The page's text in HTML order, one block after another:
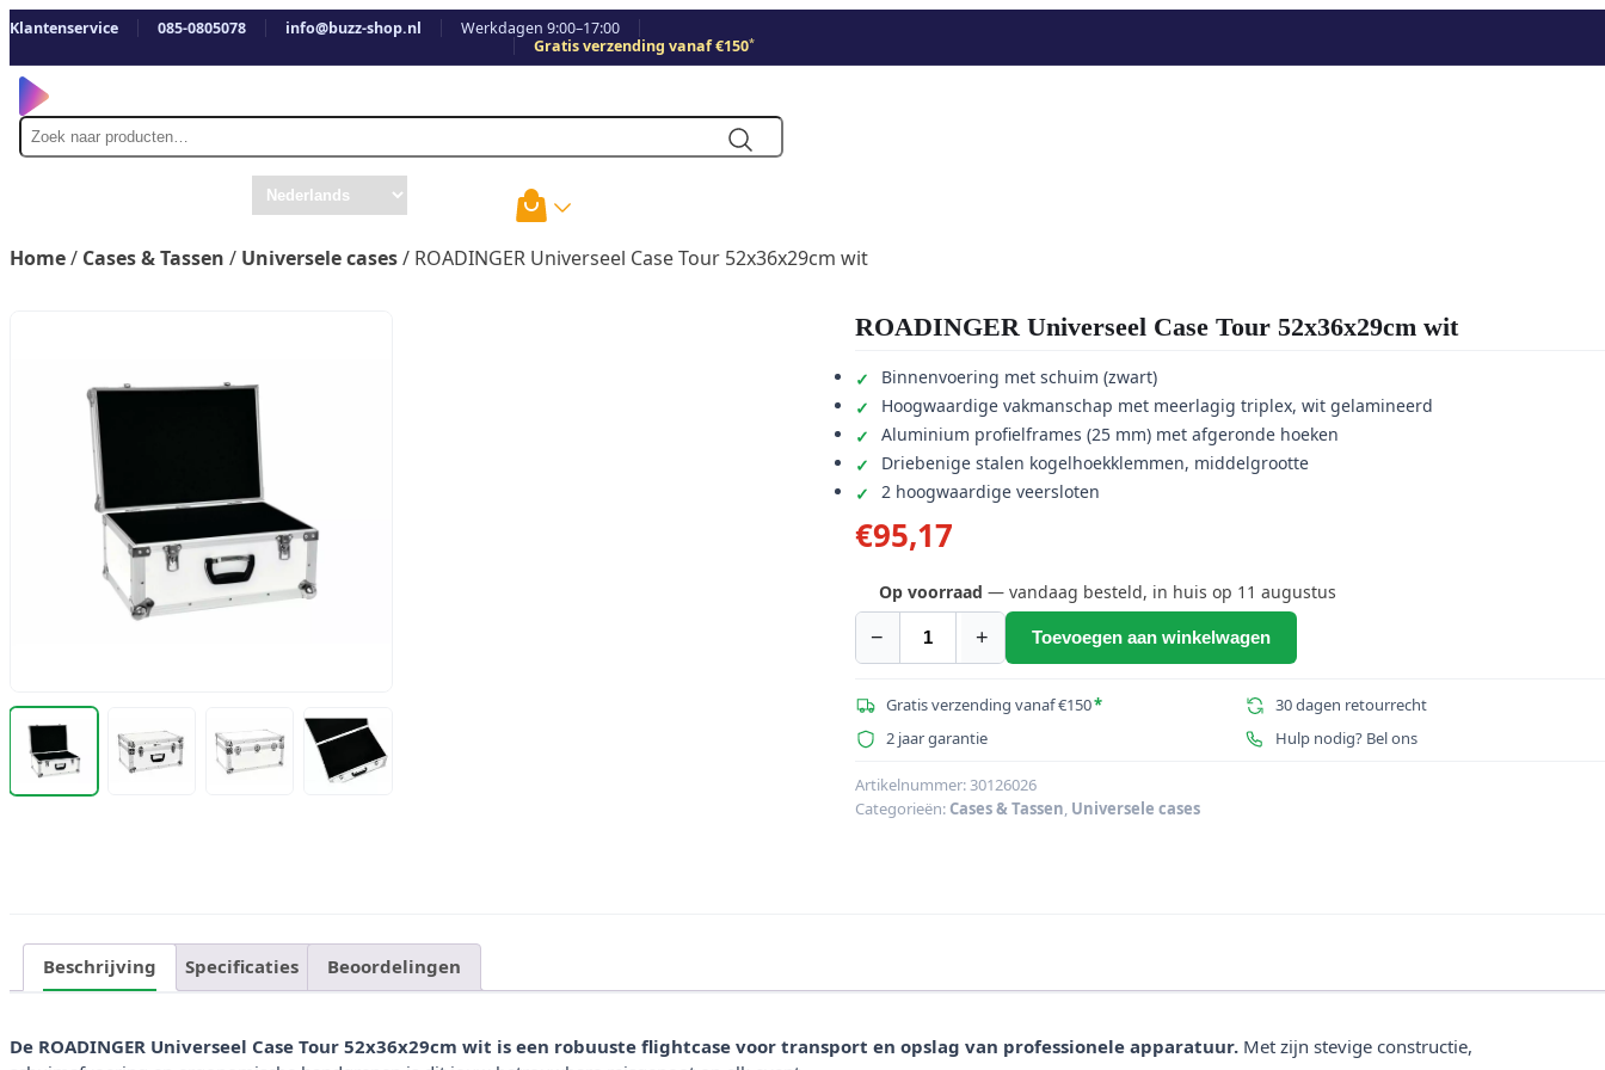
Klantenservice 085-0805078 info@buzz-shop.nl
Werkdagen 9:00–17:00
Gratis verzending vanaf €150*
Zoek
naar
Home/ Cases & Tassen / Universele cases/ ROADINGER Universeel Case Tour 52x36x29cm wit
ROADINGER Universeel Case Tour 52x36x29cm wit
Binnenvoering met schuim (zwart)
Hoogwaardige vakmanschap met meerlagig triplex, wit gelamineerd
Aluminium profielframes (25 mm) met afgeronde hoeken
Driebenige stalen kogelhoekklemmen, middelgrootte
2 hoogwaardige veersloten
€95,17
Op voorraad — vandaag besteld, in huis op 11 augustus
−
ROADINGER
Case
Tour
wit
aantal
+ Toevoegen aan winkelwagen
Gratis verzending vanaf €150*
30 dagen retourrecht
2 jaar garantie
Hulp nodig? Bel ons
Artikelnummer: 30126026
Categorieën: Cases & Tassen Universele cases
Beschrijving Specificaties Beoordelingen
De ROADINGER Universeel Case Tour 52x36x29cm wit is een robuuste flightcase voor transport en opslag van professionele apparatuur. Met zijn stevige constructie,